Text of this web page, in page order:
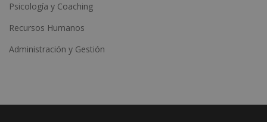
Psicología y Coaching
Recursos Humanos
Administración y Gestión